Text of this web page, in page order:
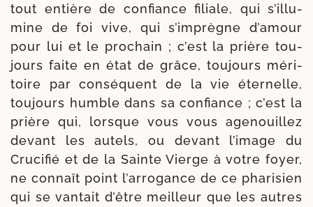
tout entière de confiance filiale, qui s’illu­
mine de foi vive, qui s’im­prègne d’a­mour
pour lui et le pro­chain ; c’est la prière tou­
jours faite en état de grâce, tou­jours méri­
toire par consé­quent de la vie éter­nelle,
tou­jours humble dans sa confiance ; c’est la
prière qui, lorsque vous vous age­nouillez
devant les autels, ou devant l’i­mage du
Crucifié et de la Sainte Vierge à votre foyer,
ne connaît point l’ar­ro­gance de ce pha­ri­sien
qui se van­tait d’être meilleur que les autres